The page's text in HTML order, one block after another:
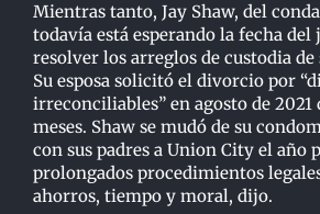
Mientras tanto, Jay Shaw, del
todavía está esperando la fecha del
resolver los arreglos de custodia de
Su esposa solicitó el divorcio por
irreconciliables” en agosto de 2021
meses. Shaw se mudó de su
con sus padres a Union City el año
prolongadosprocedimientos
ahorros, tiempo y moral, dijo.